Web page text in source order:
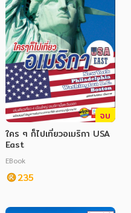
จบ
ใคร ๆ ก็ไปเที่ยวอเมริกา USA
East
EBook
235